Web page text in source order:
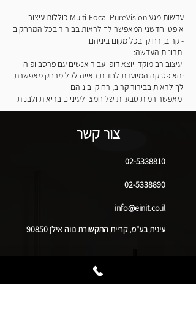
עדשות מגע Multi-Focal PureVision כוללות עיצוב
אופטי חדשני המאפשר לך לראות בבירור בכל המרחקים
- קרוב, רחוק ובכל מקום ביניהם.
יתרונות העדשה:
·עיצוב רב מוקדי יוצא דופן עבור אנשים עם פרסביופיה
·האופטיקה המיועדת לחדות ראייה לכל מרחק מאפשרת
לך לראות בבירור קרוב, רחוק וביניהם
·מאפשר רמות טבעיות של חמצן לעיניים בריאות ולבנות
צור קשר
02-5338810
02-5338890
info@einit.co.il
עינית בע"מ, קריית התקשורת נווה אילן 90850